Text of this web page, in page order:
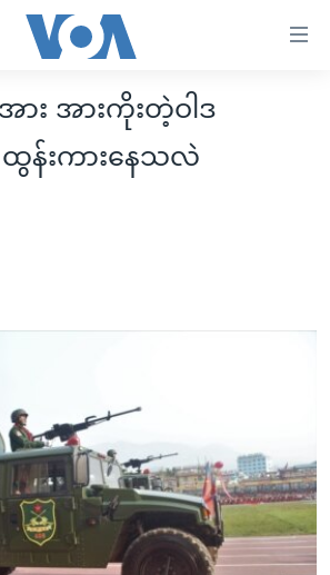
အလွန်
ာ
စာ
က်အလက်များ
အားကိုးတဲ့ဝါဒ
းကားနေသလဲ